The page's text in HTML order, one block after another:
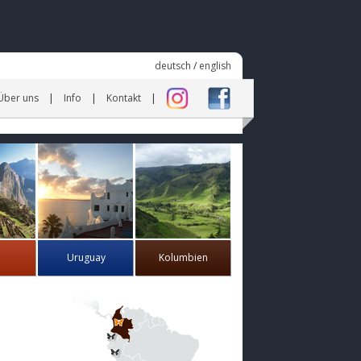
Kontakt
Info
uns
deutsch / english
Uruguay Kolumbien